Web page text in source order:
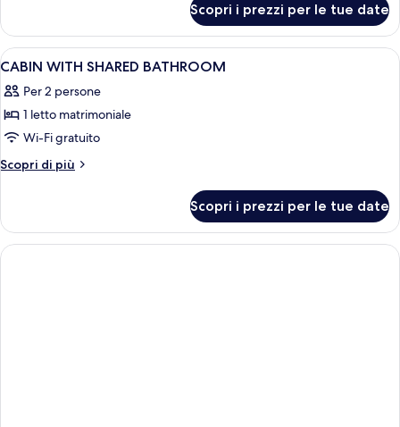
Bath
Double
Room
with
Scopri i prezzi per le tue date
Apri
tutte
le
foto
per
CABIN
BATHROOM
Una camera compatta con un letto
2
CABIN WITH SHARED BATHROOM
Per 2 persone
1 letto matrimoniale
Wi-Fi gratuito
Scopri di più
Altri
WITH
SHARED
BATHROOM
Scopri i prezzi per le tue date